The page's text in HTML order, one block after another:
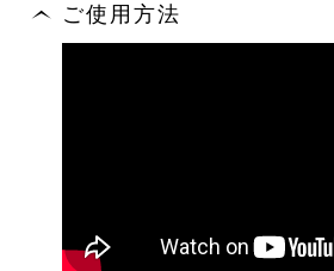
スムーズな汚れ落ちを実感し
ルドデシル、ＢＧ、ジカプリン酸
ェロール、キサンタンガム、ペン
ン酸２Ｎａ、リン酸Ｋ、フェノキ
ご使用方法